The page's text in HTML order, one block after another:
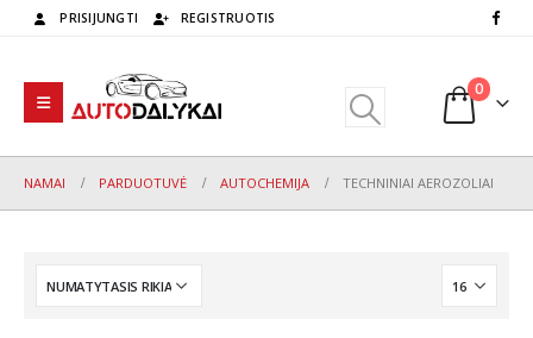
PRISIJUNGTI REGISTRUOTIS
0
NAMAI PARDUOTUVĖ AUTOCHEMIJA TECHNINIAI AEROZOLIAI